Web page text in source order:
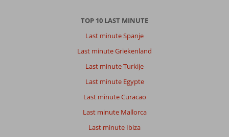
TOP 10 LAST MINUTE
Last minute Spanje
Last minute Griekenland
Last minute Turkije
Last minute Egypte
Last minute Curacao
Last minute Mallorca
Last minute Ibiza